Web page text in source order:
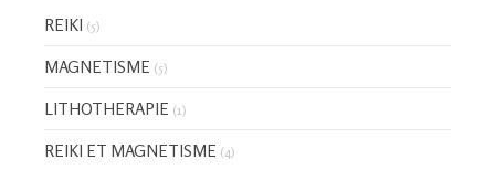
REIKI (5)
MAGNETISME (5)
LITHOTHERAPIE (1)
REIKI ET MAGNETISME (4)